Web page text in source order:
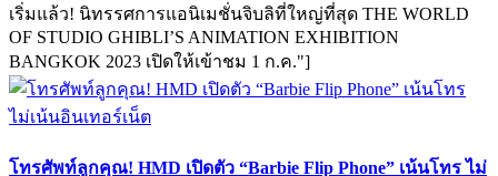
เริ่มแล้ว! นิทรรศการแอนิเมชั่นจิบลิที่ใหญ่ที่สุด THE WORLD
OF STUDIO GHIBLI’S ANIMATION EXHIBITION
BANGKOK 2023 เปิดให้เข้าชม 1 ก.ค."]
โทรศัพท์ลูกคุณ! HMD เปิดตัว “Barbie Flip Phone” เน้นโทร ไม่